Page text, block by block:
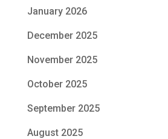
January 2026
December 2025
November 2025
October 2025
September 2025
August 2025